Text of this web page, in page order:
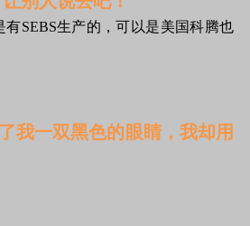
有SEBS生产的，可以是美国科腾也
我一双黑色的眼睛，我却用